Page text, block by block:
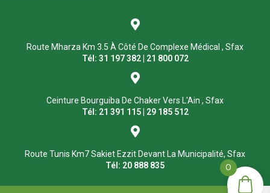
Route Mharza Km 3.5 À Côté De Complexe Médical , Sfax
Tél: 31 197 382 | 21 800 072
Ceinture Bourguiba De Chaker Vers L'Ain , Sfax
Tél: 21 391 115 | 29 185 512
Route Tunis Km7 Sakiet Ezzit Devant La Municipalité, Sfax
Tél: 20 888 835
0